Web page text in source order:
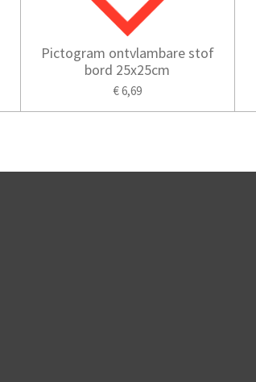
Pictogram ontvlambare stof
bord 25x25cm
€ 6,69